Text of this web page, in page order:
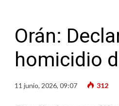
Orán:
homicidio
11 junio, 2026, 09:07 312